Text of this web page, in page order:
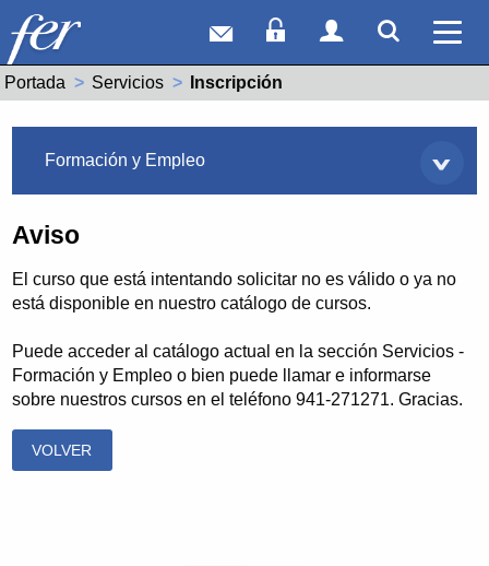
Correo webAcceso Socios
Acceso
Portada Servicios Actual:
Inscripción
Formación y Empleo
Aviso
El curso que está intentando solicitar no es válido o ya no
está disponible en nuestro catálogo de cursos.
Puede acceder al catálogo actual en la sección Servicios -
Formación y Empleo o bien puede llamar e informarse
sobre nuestros cursos en el teléfono 941-271271. Gracias.
VOLVER